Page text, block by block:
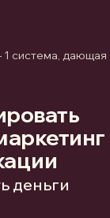
1 система, дающая
деньги